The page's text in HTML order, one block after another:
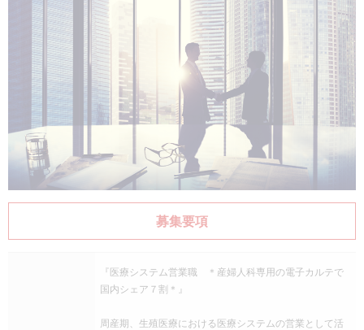
募集要項
『医療システム営業職 ＊産婦人科専用の電子カルテで
国内シェア７割＊』
周産期、生殖医療における医療システムの営業として活